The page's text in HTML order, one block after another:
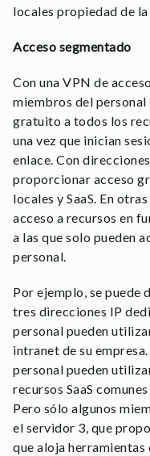
locales propiedad de la
Acceso segmentado
Con una VPN de
miembros del personal
gratuito a todos los
una vez que inician
enlace. Con
proporcionar acceso
locales y SaaS. En
acceso a recursos en
a las que solo pueden
personal.
Por ejemplo, se puede
tres direcciones IP
personal pueden
intranet de su
personal pueden
recursos SaaS
Pero sólo algunos
el servidor 3, que
que aloja